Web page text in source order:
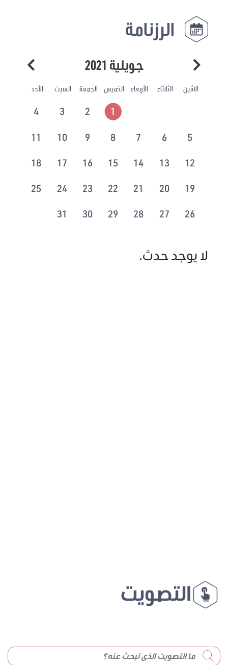
الرزنامة
جويلية 2021
الاثنين الثلاثاء الأربعاء الخميس الجمعة السبت الأحد
1
2
3
4
5
6
7
8
9
10
11
12
13
14
15
16
17
18
19
20
21
22
23
24
25
26
27
28
29
30
31
لا يوجد حدث.
التصويت